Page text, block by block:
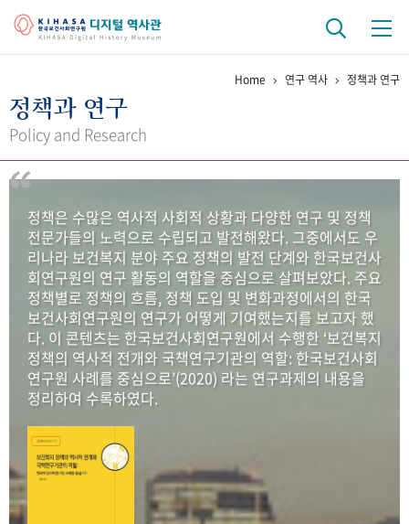
걸어온 길 기관 변천사
연구 역사
정책과 연구 키워드로 보는 연구 역사
연구자들
간행물 변천사
기록물 아카이브
사진 아카이브 문서 기록물 행정박물 영상 기록물
50+1주년 기념
성과 50선 숫자로 보는 50년
세계와 함께 한 KIHASA
VR 역사관
Home 연구 역사 정책과 연구
정책과 연구
Policy and Research
정책은 수많은 역사적 사회적 상황과 다양한 연구 및 정책
전문가들의 노력으로 수립되고 발전해왔다. 그중에서도 우
리나라 보건복지 분야 주요 정책의 발전 단계와 한국보건사
회연구원의 연구 활동의 역할을 중심으로 살펴보았다. 주요
정책별로 정책의 흐름, 정책 도입 및 변화과정에서의 한국
보건사회연구원의 연구가 어떻게 기여했는지를 보고자 했
다. 이 콘텐츠는 한국보건사회연구원에서 수행한 ‘보건복지
정책의 역사적 전개와 국책연구기관의 역할: 한국보건사회
연구원 사례를 중심으로’(2020) 라는 연구과제의 내용을
정리하여 수록하였다.